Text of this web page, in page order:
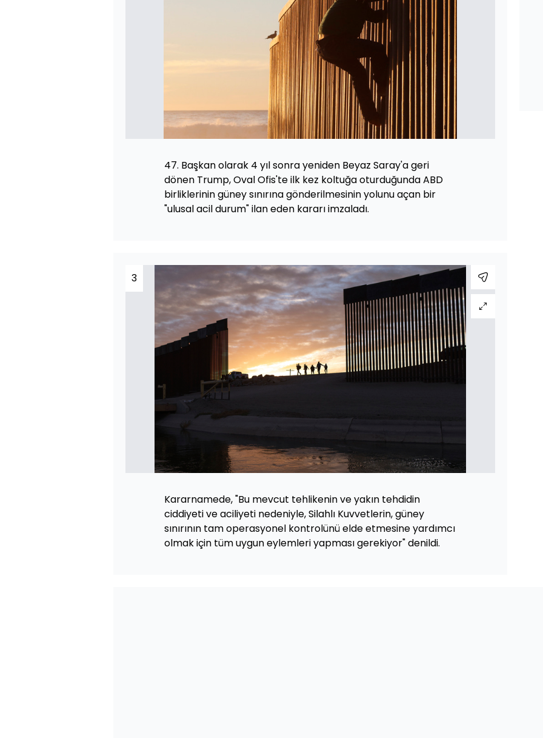
47. Başkan olarak 4 yıl sonra yeniden Beyaz Saray'a geri
dönen Trump, Oval Ofis'te ilk kez koltuğa oturduğunda ABD
birliklerinin güney sınırına gönderilmesinin yolunu açan bir
"ulusal acil durum" ilan eden kararı imzaladı.
3
Kararnamede, "Bu mevcut tehlikenin ve yakın tehdidin
ciddiyeti ve aciliyeti nedeniyle, Silahlı Kuvvetlerin, güney
sınırının tam operasyonel kontrolünü elde etmesine yardımcı
olmak için tüm uygun eylemleri yapması gerekiyor" denildi.